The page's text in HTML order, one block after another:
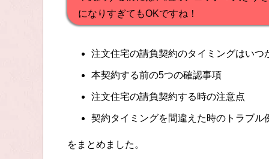
になりすぎてもOKですね！
注文住宅の請負契約のタイミングはいつ
本契約する前の5つの確認事項
注文住宅の請負契約する時の注意点
契約タイミングを間違えた時のトラブル
をまとめました。